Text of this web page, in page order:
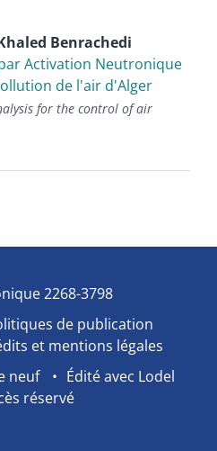
Benrachedi
Activation Neutronique
de l'air d'Alger
for the control of air
2268-3798
de publication
et mentions légales
neuf
Édité avec Lodel
réservé